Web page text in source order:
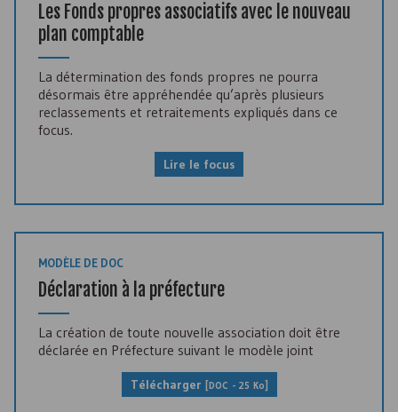
Les Fonds propres associatifs avec le nouveau
plan comptable
La détermination des fonds propres ne pourra
désormais être appréhendée qu’après plusieurs
reclassements et retraitements expliqués dans ce
focus.
Lire le focus
MODÈLE DE DOC
Déclaration à la préfecture
La création de toute nouvelle association doit être
déclarée en Préfecture suivant le modèle joint
Télécharger [DOC - 25 Ko]